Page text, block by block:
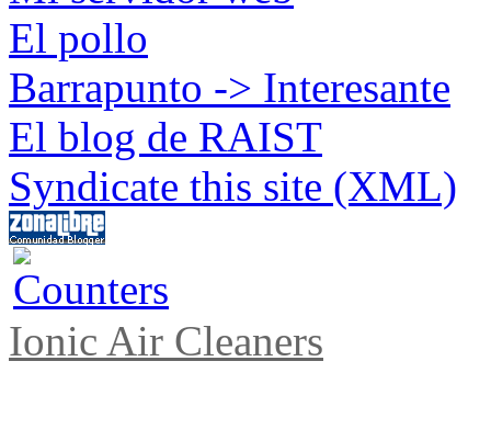
El pollo
Barrapunto -> Interesante
El blog de RAIST
Syndicate this site (XML)
Ionic Air Cleaners